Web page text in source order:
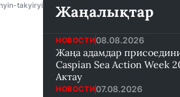
takyiryiptaryi-Жаңалықтар
НОВОСТИ 08.08.2026
Жаңа адамдар
Caspian Sea Action Week
Актау
НОВОСТИ 07.08.2026